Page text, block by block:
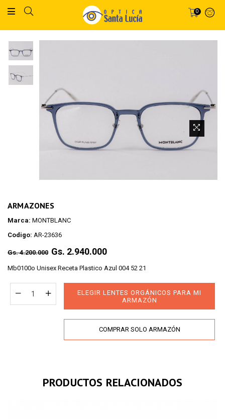
0
ARMAZONES
Marca: MONTBLANC
Codigo: AR-23636
Regular
Gs. 4.200.000 Gs. 2.940.000
Mb0100o Unisex Receta Plastico Azul 004 52 21
ELEGIR LENTES ORGÁNICOS PARA MI
ARMAZÓN
COMPRAR SOLO ARMAZÓN
PRODUCTOS RELACIONADOS